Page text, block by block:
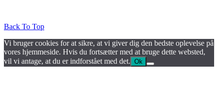
Back To Top
Vi bruger cookies for at sikre, at vi giver dig den bedste oplevelse på
vores hjemmeside. Hvis du fortsætter med at bruge dette websted,
vil vi antage, at du er indforstået med det. Ok